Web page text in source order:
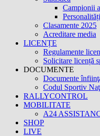
Campionii
Clasamente 2025
Acreditare media
LICENȚE
Regulamente
Solicitare licență
DOCUMENTE
Documente
Codul Sportiv
RALLYCONTROL
MOBILITATE
A24
SHOP
LIVE